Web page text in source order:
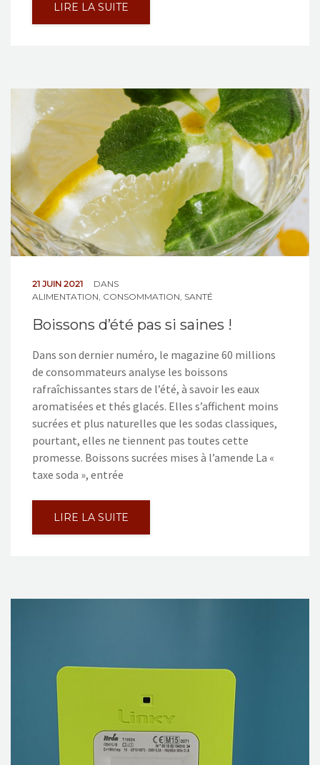
LIRE LA SUITE
21 JUIN 2021
DANS
ALIMENTATION CONSOMMATION SANTÉ
Boissons d’été pas si saines !
Dans son dernier numéro, le magazine 60 millions
de consommateurs analyse les boissons
rafraîchissantes stars de l’été, à savoir les eaux
aromatisées et thés glacés. Elles s’affichent moins
sucrées et plus naturelles que les sodas classiques,
pourtant, elles ne tiennent pas toutes cette
promesse. Boissons sucrées mises à l’amende La «
taxe soda », entrée
LIRE LA SUITE